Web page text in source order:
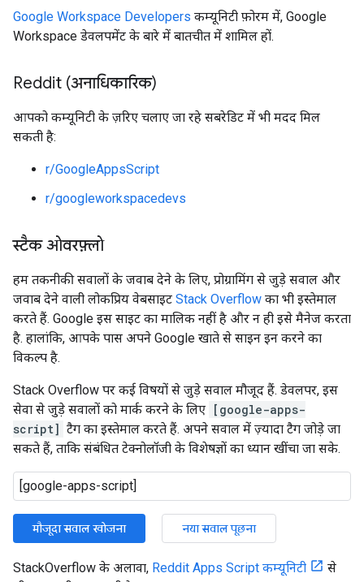
Google Workspace Developers कम्यूनिटी फ़ोरम में, Google
Workspace डेवलपमेंट के बारे में बातचीत में शामिल हों.
Reddit (अनाधिकारिक)
आपको कम्यूनिटी के ज़रिए चलाए जा रहे सबरेडिट में भी मदद मिल
सकती है:
r/GoogleAppsScript
r/googleworkspacedevs
स्टैक ओवरफ़्लो
हम तकनीकी सवालों के जवाब देने के लिए, प्रोग्रामिंग से जुड़े सवाल और
जवाब देने वाली लोकप्रिय वेबसाइट Stack Overflow का भी इस्तेमाल
करते हैं. Google इस साइट का मालिक नहीं है और न ही इसे मैनेज करता
है. हालांकि, आपके पास अपने Google खाते से साइन इन करने का
विकल्प है.
Stack Overflow पर कई विषयों से जुड़े सवाल मौजूद हैं. डेवलपर, इस
सेवा से जुड़े सवालों को मार्क करने के लिए [google-apps-
script] टैग का इस्तेमाल करते हैं. अपने सवाल में ज़्यादा टैग जोड़े जा
सकते हैं, ताकि संबंधित टेक्नोलॉजी के विशेषज्ञों का ध्यान खींचा जा सके.
मौजूदा सवाल खोजना नया सवाल पूछना
StackOverflow के अलावा, Reddit Apps Script कम्यूनिटी
से